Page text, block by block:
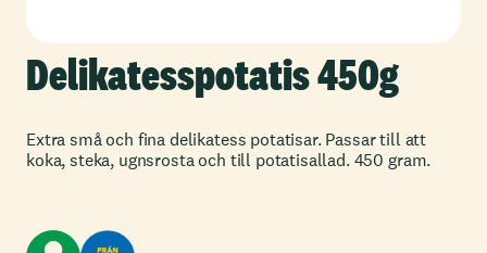
Delikatesspotatis 450g
Extra små och fina delikatess potatisar. Passar till att
koka, steka, ugnsrosta och till potatisallad. 450 gram.